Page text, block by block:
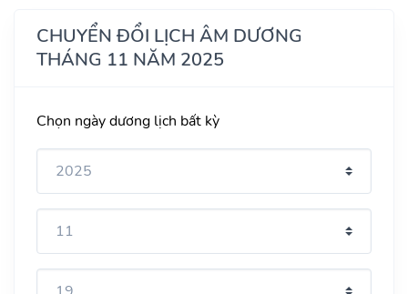
CHUYỂN ĐỔI LỊCH ÂM DƯƠNG
THÁNG 11 NĂM 2025
Chọn ngày dương lịch bất kỳ